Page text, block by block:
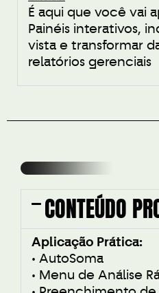
É aqui que você vai
Painéis interativos,
vista e transformar
relatórios gerenciais
CONTEÚDO
Aplicação Prática:
• AutoSoma
• Menu de Análise